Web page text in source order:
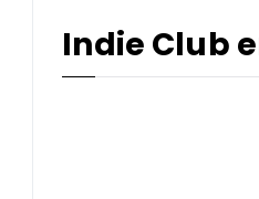
Indie Club